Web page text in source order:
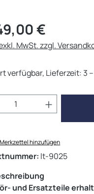
Preis: €
MwSt. zzgl.
verfügbar, Lieferzeit: 3
Anzahl: Gib
hinzufügen
lt-9025
und Ersatzteile